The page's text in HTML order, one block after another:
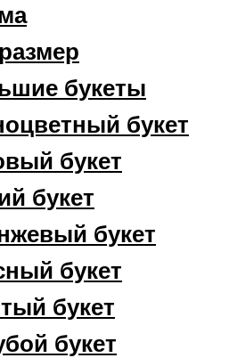
букеты
букет
букет
букет
букет
букет
букет
букет